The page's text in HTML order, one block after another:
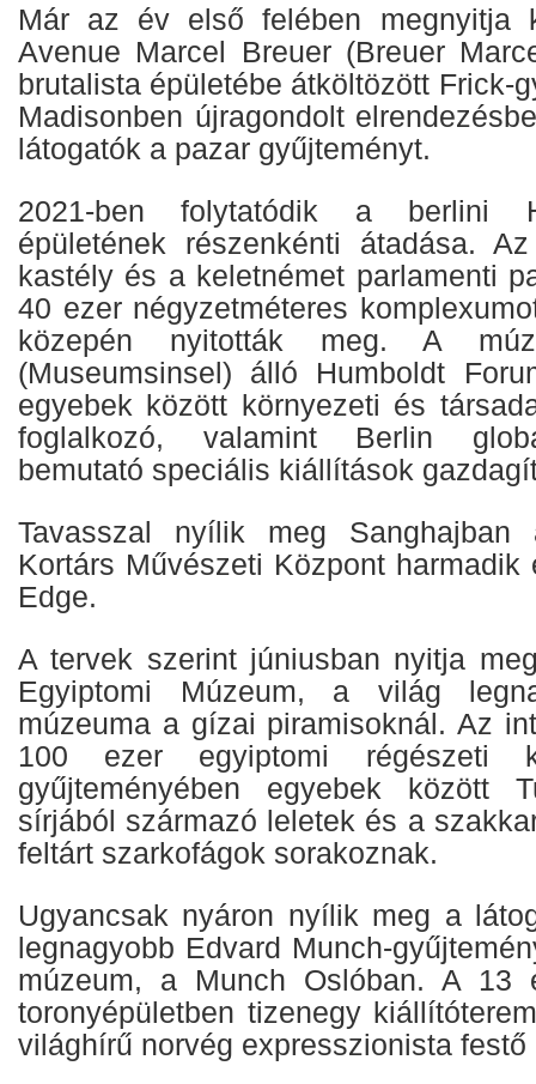
Már az év első felében megnyitja
Avenue Marcel Breuer (Breuer
brutalista épületébe átköltözött Frick-
Madisonben újragondolt
látogatók a pazar gyűjteményt.
2021-ben folytatódik a berlini
épületének részenkénti átadása.
kastély és a keletnémet parlamenti
40 ezer négyzetméteres
közepén nyitották meg. A
(Museumsinsel) álló Humboldt
egyebek között környezeti és
foglalkozó, valamint Berlin
bemutató speciális kiállítások
Tavasszal nyílik meg
Kortárs Művészeti Központ harmadik
Edge.
A tervek szerint júniusban nyitja
Egyiptomi Múzeum, a világ
múzeuma a gízai piramisoknál. Az
100 ezer egyiptomi régészeti
gyűjteményében egyebek között
sírjából származó leletek és a
feltárt szarkofágok sorakoznak.
Ugyancsak nyáron nyílik meg a
legnagyobb Edvard Munch-
múzeum, a Munch Oslóban. A 13
toronyépületben tizenegy
világhírű norvég expresszionista